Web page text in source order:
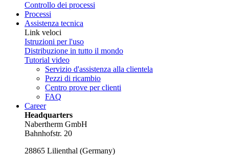
Controllo dei processi
Processi
Assistenza tecnica
Link veloci
Istruzioni per l'uso
Distribuzione in tutto il mondo
Tutorial video
Servizio d'assistenza alla clientela
Pezzi di ricambio
Centro prove per clienti
FAQ
Career
Headquarters
Nabertherm GmbH
Bahnhofstr. 20
28865 Lilienthal (Germany)